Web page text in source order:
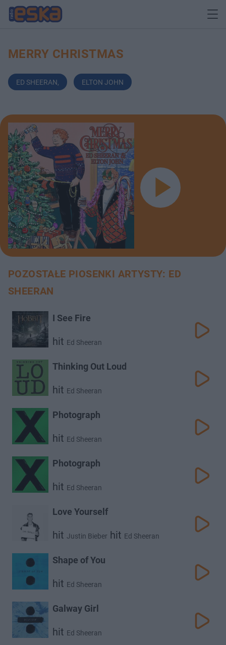
MERRY CHRISTMAS
ED SHEERAN, ELTON JOHN
POZOSTAŁE PIOSENKI ARTYSTY: ED
SHEERAN
I See Fire
hit Ed Sheeran
Thinking Out Loud
hit Ed Sheeran
Photograph
hit Ed Sheeran
Photograph
hit Ed Sheeran
Love Yourself
hit Justin Bieber hit Ed Sheeran
Shape of You
hit Ed Sheeran
Galway Girl
hit Ed Sheeran